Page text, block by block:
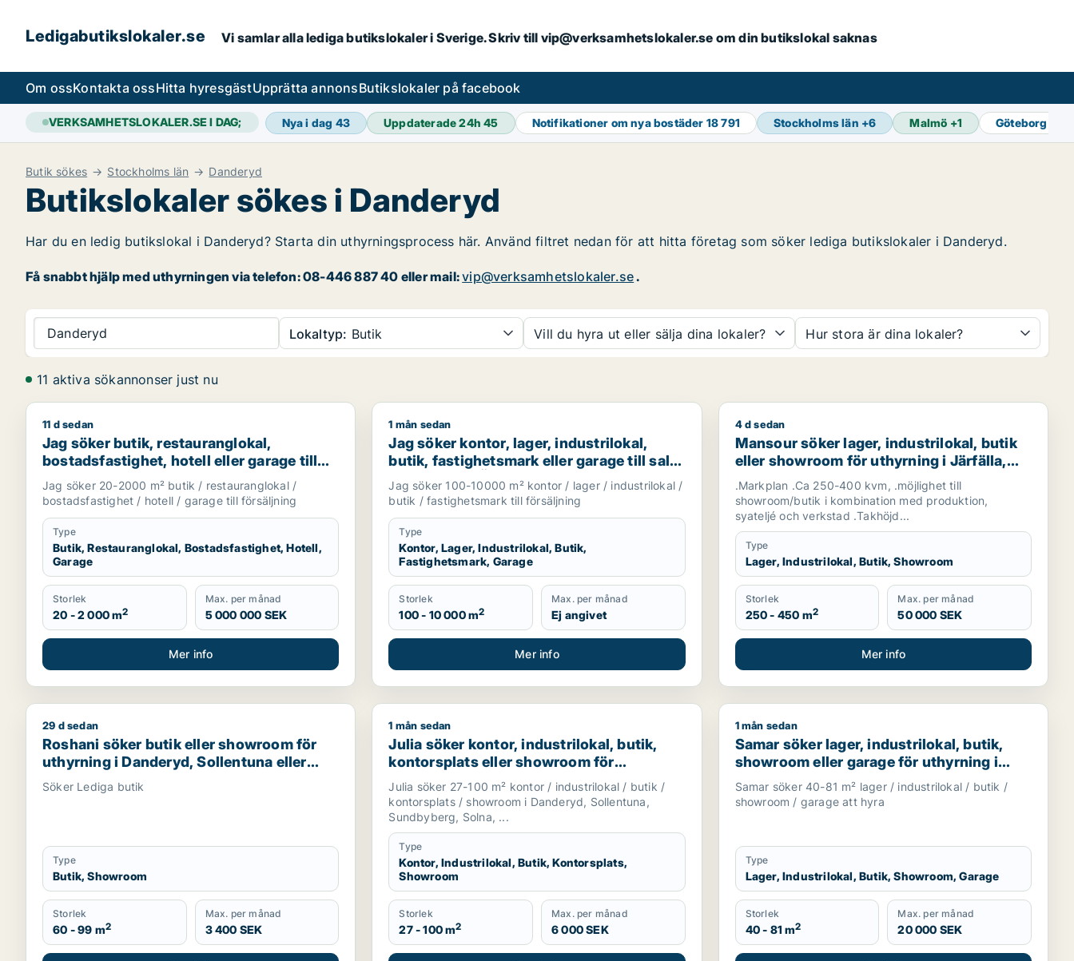
Ledigabutikslokaler.se Vi samlar alla lediga butikslokaler i Sverige. Skriv till vip@verksamhetslokaler.se om din butikslokal saknas
Om ossKontakta ossHitta hyresgästUpprätta annonsButikslokaler på facebook
VERKSAMHETSLOKALER.SE I DAG; Nya i dag 43 Uppdaterade 24h45 Notifikationer om nya bostäder 18 791 Stockholms län +6 Malmö +1 Göteborg
Butik sökes Stockholms län Danderyd
Butikslokaler sökes i Danderyd
Har du en ledig butikslokal i Danderyd? Starta din uthyrningsprocess här. Använd filtret nedan för att hitta företag som söker lediga butikslokaler i Danderyd.
Få snabbt hjälp med uthyrningen via telefon: 08-446 887 40 eller mail:vip@verksamhetslokaler.se.
Danderyd Lokaltyp: Butik Vill du hyra ut eller sälja dina lokaler? Hur stora är dina lokaler?
11 aktiva sökannonser just nu
Jag söker butik, restauranglokal, bostadsfastighet, hotell eller garage till salu i Stockholms län
11 d sedan
Jag söker butik, restauranglokal,
bostadsfastighet, hotell eller garage till
salu i Stockholms län
Jag söker 20-2000 m² butik / restauranglokal /
bostadsfastighet / hotell / garage till försäljning
Type
Butik, Restauranglokal, Bostadsfastighet, Hotell,
Garage
Storlek
20 - 2 000 m2
Max. per månad
5 000 000 SEK
Mer info
Jag söker kontor, lager, industrilokal, butik, fastighetsmark eller garage till salu i Vallentuna, Österåker eller
1 mån sedan
Jag söker kontor, lager, industrilokal,
butik, fastighetsmark eller garage till salu
i Vallentuna, Österåker eller Järfälla m.fl.
Jag söker 100-10000 m² kontor / lager / industrilokal /
butik / fastighetsmark till försäljning
Type
Kontor, Lager, Industrilokal, Butik,
Fastighetsmark, Garage
Storlek
100 - 10 000 m2
Max. per månad
Ej angivet
Mer info
Mansour söker lager, industrilokal, butik eller
4 d sedan
Mansour söker lager, industrilokal, butik
eller showroom för uthyrning i Järfälla,
Danderyd eller Sollentuna m.fl.
.Markplan .Ca 250-400 kvm, .möjlighet till
showroom/butik i kombination med produktion,
syateljé och verkstad .Takhöjd...
Type
Lager, Industrilokal, Butik, Showroom
Storlek
250 - 450 m2
Max. per månad
50 000 SEK
Mer info
Roshani söker butik eller showroom för uthyrning i Danderyd, Sollentuna eller Sundbyberg m.fl.
29 d sedan
Roshani söker butik eller showroom för
uthyrning i Danderyd, Sollentuna eller
Sundbyberg m.fl.
Söker Lediga butik
Type
Butik, Showroom
Storlek
60 - 99 m2
Max. per månad
3 400 SEK
Julia söker kontor, industrilokal, butik, kontorsplats eller showroom för uthyrning i Danderyd, Sollentuna eller
1 mån sedan
Julia söker kontor, industrilokal, butik,
kontorsplats eller showroom för
uthyrning i Danderyd, Sollentuna eller
Sundbyberg m.fl.
Julia söker 27-100 m² kontor / industrilokal / butik /
kontorsplats / showroom i Danderyd, Sollentuna,
Sundbyberg, Solna, ...
Type
Kontor, Industrilokal, Butik, Kontorsplats,
Showroom
Storlek
27 - 100 m2
Max. per månad
6 000 SEK
Samar söker lager, industrilokal, butik, showroom
1 mån sedan
Samar söker lager, industrilokal, butik,
showroom eller garage för uthyrning i
Upplands Väsby, Järfälla eller Täby m.fl.
Samar söker 40-81 m² lager / industrilokal / butik /
showroom / garage att hyra
Type
Lager, Industrilokal, Butik, Showroom, Garage
Storlek
40 - 81 m2
Max. per månad
20 000 SEK